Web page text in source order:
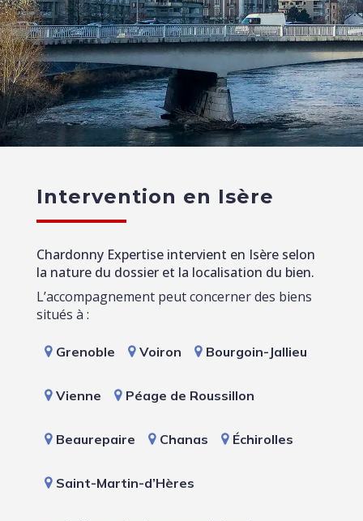
Intervention en Isère
Chardonny Expertise intervient en Isère selon
la nature du dossier et la localisation du bien.
L’accompagnement peut concerner des biens
situés à :
Grenoble Voiron Bourgoin-Jallieu
Vienne Péage de Roussillon
Beaurepaire Chanas Échirolles
Saint-Martin-d’Hères